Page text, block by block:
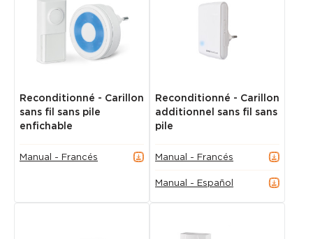
Reconditionné - Carillon
sans fil sans pile
enfichable
Manual - Francés
Reconditionné - Carillon
additionnel sans fil sans
pile
Manual - Francés
Manual - Español